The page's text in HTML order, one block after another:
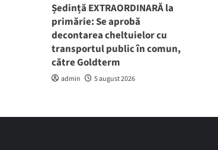
Ședință EXTRAORDINARĂ la
primărie: Se aprobă
decontarea cheltuielor cu
transportul public în comun,
către Goldterm
admin 5 august 2026